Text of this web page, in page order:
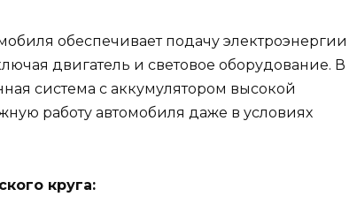
обеспечивает подачу электроэнергии
двигатель и световое оборудование. В
система с аккумулятором высокой
работу автомобиля даже в условиях
круга: